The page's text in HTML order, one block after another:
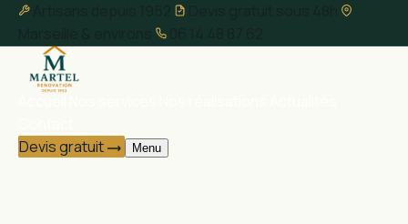
Devis gratuit
Menu